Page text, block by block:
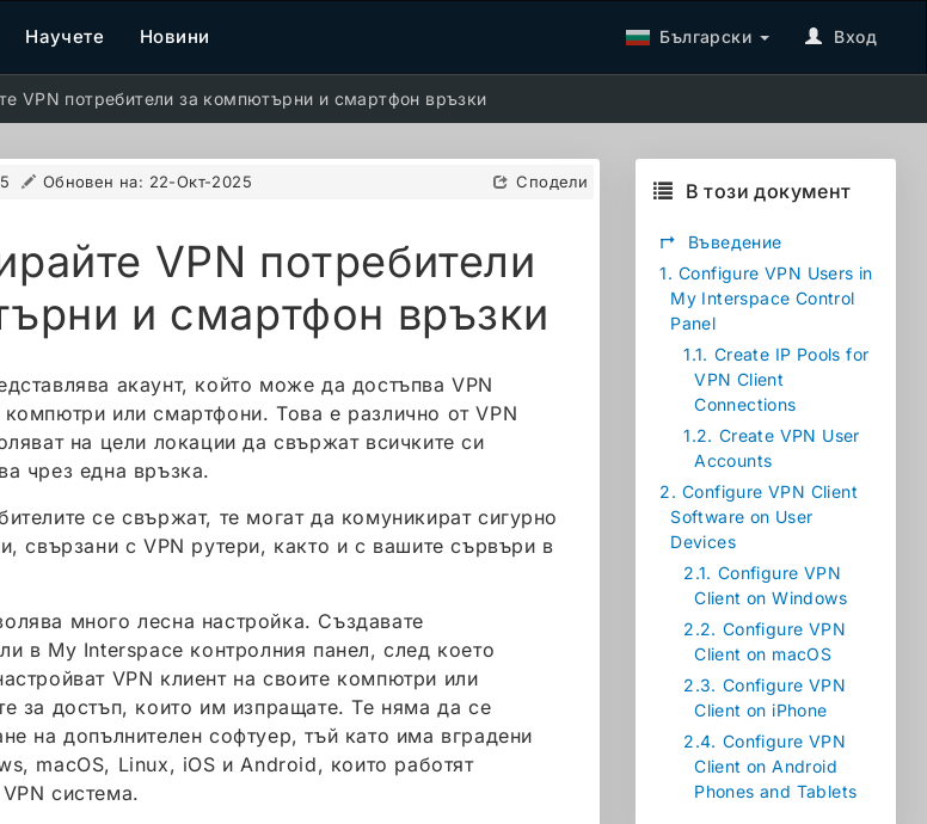
Научете Новини Български Вход
VPN потребители за компютърни и смартфон връзки
Обновен на: 22-Окт-2025 Сподели
VPN потребители
и смартфон връзки
акаунт, който може да достъпва VPN
или смартфони. Това е различно от VPN
на цели локации да свържат всичките си
чрез една връзка.
се свържат, те могат да комуникират сигурно
свързани с VPN рутери, както и с вашите сървъри в
много лесна настройка. Създавате
в My Interspace контролния панел, след което
VPN клиент на своите компютри или
за достъп, които им изпращате. Те няма да се
на допълнителен софтуер, тъй като има вградени
macOS, Linux, iOS и Android, които работят
система.
В този документ
↱
Въведение
1. Configure VPN Users in
My Interspace Control
Panel
1.1. Create IP Pools for
VPN Client
Connections
1.2. Create VPN User
Accounts
2. Configure VPN Client
Software on User
Devices
2.1. Configure VPN
Client on Windows
2.2. Configure VPN
Client on macOS
2.3. Configure VPN
Client on iPhone
2.4. Configure VPN
Client on Android
Phones and Tablets